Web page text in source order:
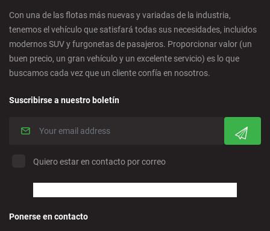
Córdoba - Ciudad
Corralejo - Fuerteventura
Marbella - Estepona
Finestrat - Playa
Con una de las flotas más nuevas y variadas de la industria,
tenemos el vehículo que satisfará todas sus necesidades, incluidos
modernos SUV y furgonetas de pasajeros. Proporcionar valor (un
buen precio, un gran vehículo y un excelente servicio) es lo que
buscamos cada vez que un cliente confía en nosotros.
Suscribirse a nuestro boletín
Quiero estar en contacto por correo
Ponerse en contacto